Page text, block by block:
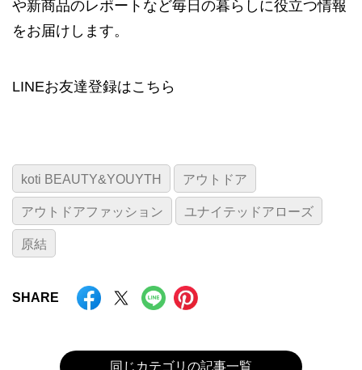
や新商品のレポートなど毎日の暮らしに役立つ情報
をお届けします。
LINEお友達登録はこちら
koti BEAUTY&YOUYTH アウトドア
アウトドアファッション ユナイテッドアローズ
原結
SHARE
同じカテゴリの記事一覧